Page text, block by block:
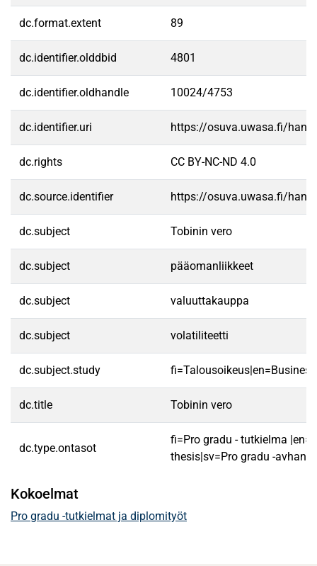
dc.format.extent 89
dc.identifier.olddbid 4801
dc.identifier.oldhandle 10024/4753
dc.identifier.uri https://osuva.uwasa.fi/
dc.rights CC BY-NC-ND 4.0
dc.source.identifier https://osuva.uwasa.fi/
dc.subject Tobinin vero
dc.subject pääomanliikkeet
dc.subject valuuttakauppa
dc.subject volatiliteetti
dc.subject.study
dc.title Tobinin vero
dc.type.ontasot
fi=Pro gradu - tutkielma
thesis|sv=Pro gradu -
Kokoelmat
Pro gradu -tutkielmat ja diplomityöt